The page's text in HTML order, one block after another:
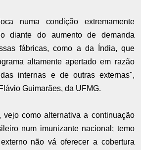
numa condição extremamente
diante do aumento de demanda
fábricas, como a da Índia, que
altamente apertado em razão
internas e de outras externas",
Guimarães, da UFMG.
como alternativa a continuação
num imunizante nacional; temo
não vá oferecer a cobertura